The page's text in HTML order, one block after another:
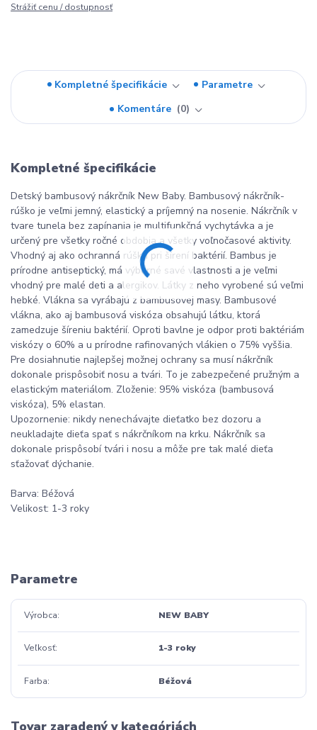
Strážiť cenu / dostupnosť
Kompletné špecifikácie
Parametre
Komentáre
0
Kompletné špecifikácie
Detský bambusový nákrčník New Baby. Bambusový nákrčník-
rúško je veľmi jemný, elastický a príjemný na nosenie. Nákrčník v
tvare tunela bez zapínania je multifunkčná vychytávka a je
určený pre všetky ročné obdobia a všetky voľnočasové aktivity.
Vhodný aj ako ochranná rúška pri šírení baktérií. Bambus je
prírodne antiseptický, má výborné savé vlastnosti a je veľmi
vhodný pre malé deti a alergikov. Látky z neho vyrobené sú veľmi
hebké. Vlákna sa vyrábajú z bambusovej masy. Bambusové
vlákna, ako aj bambusová viskóza obsahujú látku, ktorá
zamedzuje šíreniu baktérií. Oproti bavlne je odpor proti baktériám
viskózy o 60% a u prírodne rafinovaných vlákien o 75% vyššia.
Pre dosiahnutie najlepšej možnej ochrany sa musí nákrčník
dokonale prispôsobiť nosu a tvári. To je zabezpečené pružným a
elastickým materiálom. Zloženie: 95% viskóza (bambusová
viskóza), 5% elastan.
Upozornenie: nikdy nenechávajte dieťatko bez dozoru a
neukladajte dieťa spať s nákrčníkom na krku. Nákrčník sa
dokonale prispôsobí tvári i nosu a môže pre tak malé dieťa
sťažovať dýchanie.
Barva: Béžová
Velikost: 1-3 roky
Parametre
Výrobca NEW BABY
Veľkosť 1-3 roky
Farba Béžová